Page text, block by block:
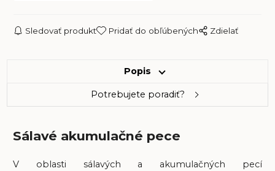
Sledovať produkt Pridať do obľúbených Zdielať
Popis
Potrebujete poradiť?
Sálavé akumulačné pece
V oblasti sálavých a akumulačných pecí